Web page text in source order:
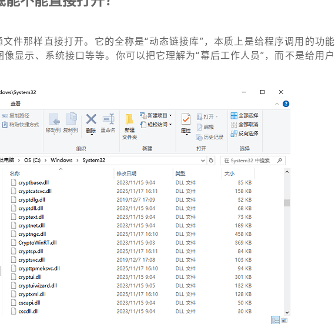
件那样直接打开。它的全称是“动态链接库”，本质上是给程序调用的功能
显示、系统接口等等。你可以把它理解为“幕后工作人员”，而不是给用户